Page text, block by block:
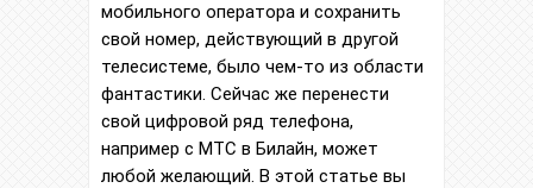
мобильного оператора и сохранить
свой номер, действующий в другой
телесистеме, было чем-то из области
фантастики. Сейчас же перенести
свой цифровой ряд телефона,
например с МТС в Билайн, может
любой желающий. В этой статье вы